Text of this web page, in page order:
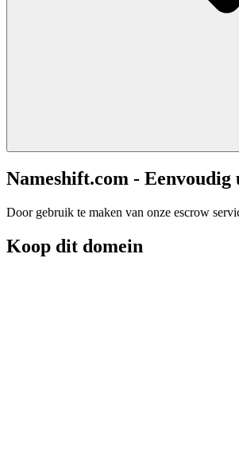
Nameshift.com - Eenvoudig
Door gebruik te maken van onze escrow
Koop dit domein